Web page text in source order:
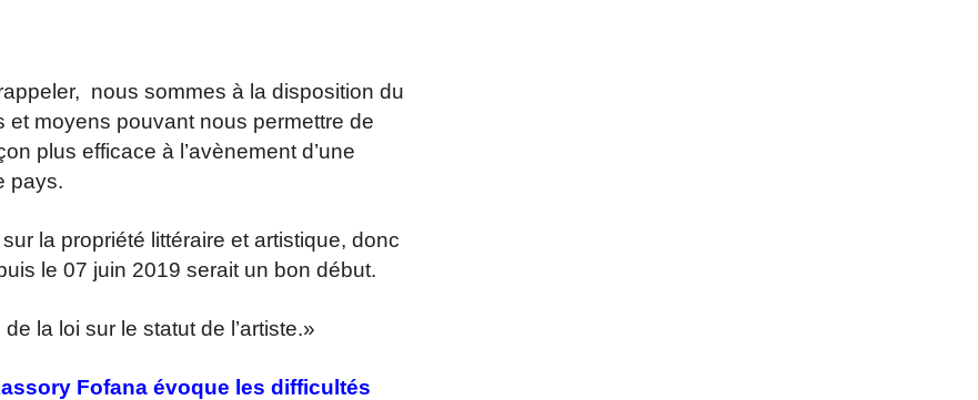
nous sommes à la disposition du
moyens pouvant nous permettre de
plus efficace à l’avènement d’une
pays.
la propriété littéraire et artistique, donc
le 07 juin 2019 serait un bon début.
la loi sur le statut de l’artiste.»
Fofana évoque les difficultés